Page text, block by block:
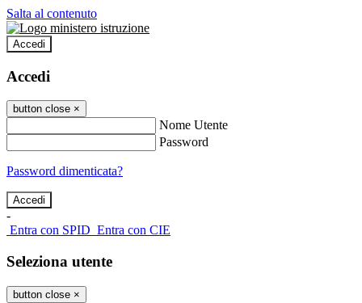
Salta al contenuto
Accedi
Accedi
button close ×
Nome Utente
Password
Password dimenticata?
-
Entra con SPID Entra con CIE
Seleziona utente
button close ×